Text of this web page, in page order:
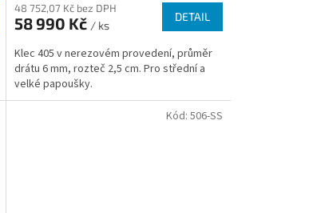
48 752,07 Kč bez DPH
58 990 Kč / ks
DETAIL
Klec 405 v nerezovém provedení, průměr
drátu 6 mm, rozteč 2,5 cm. Pro střední a
velké papoušky.
Kód: 506-SS